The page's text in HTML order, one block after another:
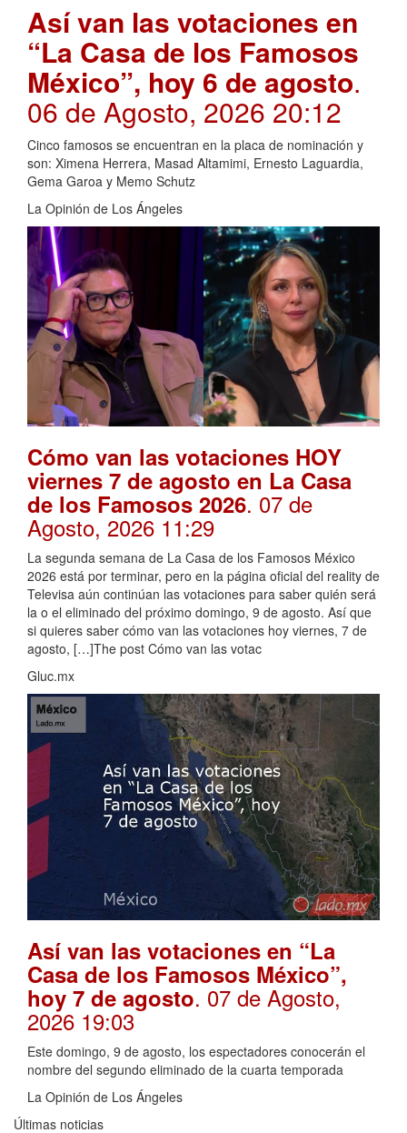
Así van las votaciones en
“La Casa de los Famosos
México”, hoy 6 de agosto.
06 de Agosto, 2026 20:12
Cinco famosos se encuentran en la placa de nominación y
son: Ximena Herrera, Masad Altamimi, Ernesto Laguardia,
Gema Garoa y Memo Schutz
La Opinión de Los Ángeles
Cómo van las votaciones HOY
viernes 7 de agosto en La Casa
de los Famosos 2026. 07 de
Agosto, 2026 11:29
La segunda semana de La Casa de los Famosos México
2026 está por terminar, pero en la página oficial del reality de
Televisa aún continúan las votaciones para saber quién será
la o el eliminado del próximo domingo, 9 de agosto. Así que
si quieres saber cómo van las votaciones hoy viernes, 7 de
agosto, […]The post Cómo van las votac
Gluc.mx
Así van las votaciones en “La
Casa de los Famosos México”,
hoy 7 de agosto. 07 de Agosto,
2026 19:03
Este domingo, 9 de agosto, los espectadores conocerán el
nombre del segundo eliminado de la cuarta temporada
La Opinión de Los Ángeles
Últimas noticias